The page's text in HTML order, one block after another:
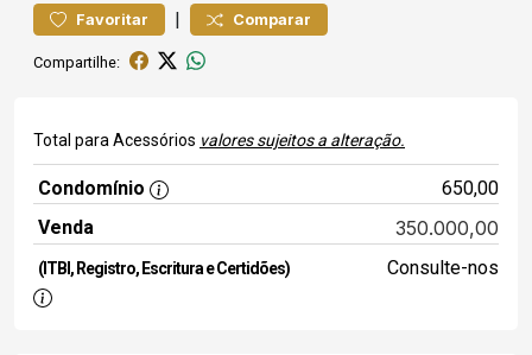
Favoritar | Comparar
Compartilhe:
Total para Acessórios valores sujeitos a alteração.
Condomínio
650,00
Venda
350.000,00
(ITBI, Registro, Escritura e Certidões) Consulte-nos